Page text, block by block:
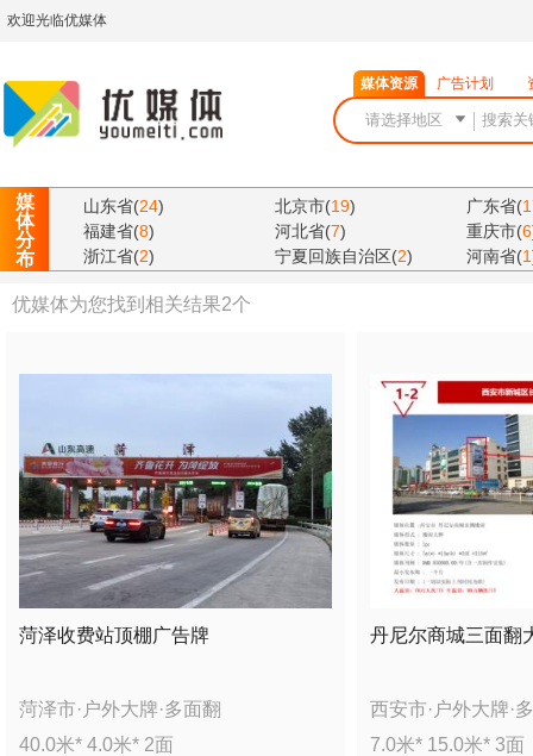
欢迎光临优媒体
媒体资源 广告计划
媒
体
分
布
山东省(24) 北京市(19) 广东省(
福建省(8) 河北省(7) 重庆市(6
浙江省(2) 宁夏回族自治区(2) 河南省(1
优媒体为您找到相关结果2个
菏泽收费站顶棚广告牌
菏泽市· 户外大牌·多面翻
40.0米* 4.0米* 2面
丹尼尔商城三面翻
西安市· 户外大牌·
7.0米* 15.0米* 3面